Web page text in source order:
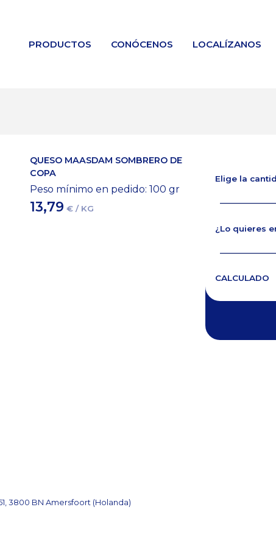
PRODUCTOS CONÓCENOS LOCALÍZANOS
QUESO MAASDAM SOMBRERO DE
COPA
Peso mínimo en pedido: 100 gr
13,79 € / KG
3800 BN Amersfoort (Holanda)
Elige la
¿Lo quieres
CALCULADO